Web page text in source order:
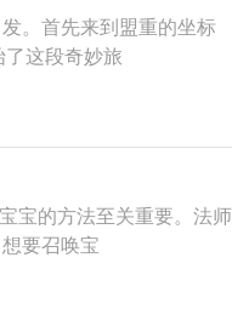
。首先来到盟重的坐标
这段奇妙旅
宝的方法至关重要。法师
要召唤宝